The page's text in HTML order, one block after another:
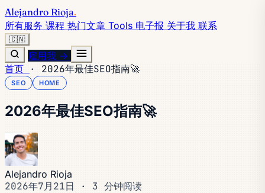
Alejandro Rioja.
所有服务 课程 热门文章 Tools 电子报 关于我 联系
🇨🇳
雇用我 →
首页 · 2026年最佳SEO指南🚀
SEO HOME
2026年最佳SEO指南🚀
Alejandro Rioja
2026年7月21日 · 3 分钟阅读